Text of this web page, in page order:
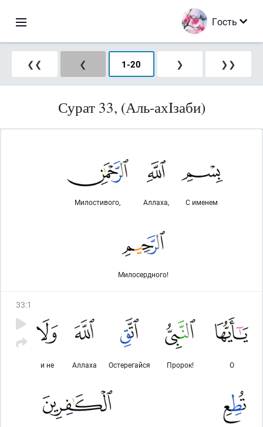
Гость
❮❮ ❮ 1-20 ❯ ❯❯
Сурат 33, (Аль-ахIзаби)
С именем
Аллаха,
Милостивого,
Милосердного!
33:1
О
Пророк!
Остерегайся
Аллаха
и не